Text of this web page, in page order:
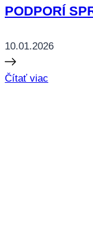
PODPORÍ
10.01.2026
Čítať viac